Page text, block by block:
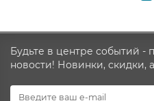
Будьте в центре событий -
новости! Новинки, скидки,